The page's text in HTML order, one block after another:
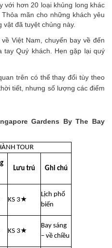
với hơn 20 loại khủng long khác
mãn cho những khách yêu
vật đã tuyệt chủng này.
Việt Nam, chuyến bay về đến
tay Quý khách. Hẹn gặp lại quý
trên có thể thay đổi tùy theo
tiết, nhưng số lượng các điểm
Gardens By The Bay
TOUR
Lưu trú Ghi chú
KS 3★
Lịch phổ
biến
KS 3★
Bay sáng
– về chiều